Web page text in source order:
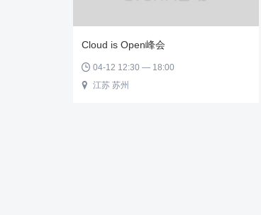
Cloud is Open峰会
 04-12 12:30 — 18:00
 江苏 苏州